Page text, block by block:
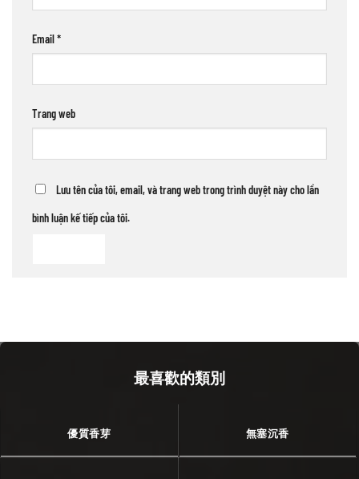
Email*
Trang web
Lưu tên của tôi, email, và trang web trong trình duyệt này cho lần
bình luận kế tiếp của tôi.
最喜歡的類別
優質香芽 無塞沉香